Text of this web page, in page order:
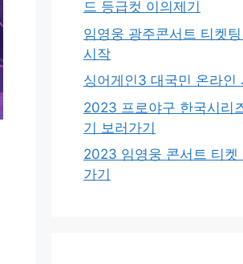
드 등급컷 이의제기
임영웅 광주콘서트 티켓
시작
싱어게인3 대국민 온라인
2023 프로야구 한국시리
기 보러가기
2023 임영웅 콘서트 티켓
가기